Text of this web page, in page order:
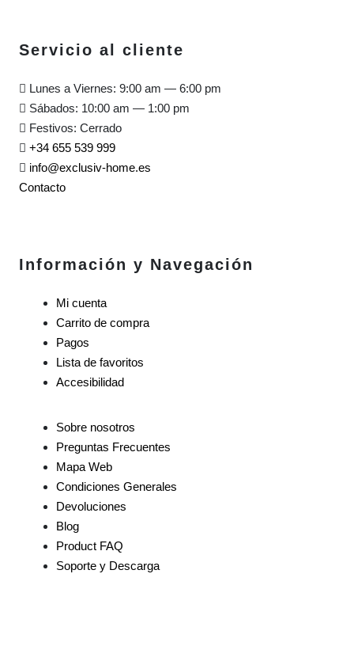
Servicio al cliente
Lunes a Viernes: 9:00 am — 6:00 pm
Sábados: 10:00 am — 1:00 pm
Festivos: Cerrado
+34 655 539 999
info@exclusiv-home.es
Contacto
Información y Navegación
Mi cuenta
Carrito de compra
Pagos
Lista de favoritos
Accesibilidad
Sobre nosotros
Preguntas Frecuentes
Mapa Web
Condiciones Generales
Devoluciones
Blog
Product FAQ
Soporte y Descarga